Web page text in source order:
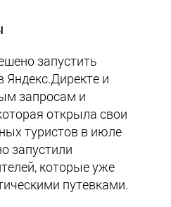
запустить
Яндекс.Директе и
запросам и
открыла свои
туристов в июле
запустили
которые уже
путевками.